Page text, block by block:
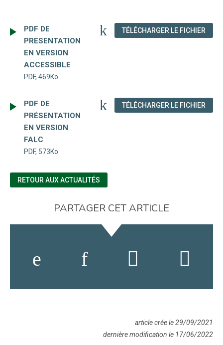
PDF DE
PRESENTATION
EN VERSION
ACCESSIBLE
PDF, 469Ko
TÉLÉCHARGER LE FICHIER
PDF DE
PRÉSENTATION
EN VERSION
FALC
PDF, 573Ko
TÉLÉCHARGER LE FICHIER
RETOUR AUX ACTUALITÉS
PARTAGER CET ARTICLE
article crée le 29/09/2021
dernière modification le 17/06/2022